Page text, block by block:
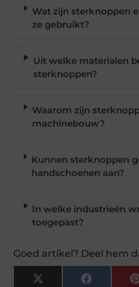
Wat zijn sterknoppen
ze gebruikt?
Uit welke materialen
sterknoppen?
Waarom zijn
machinebouw?
Kunnen sterknoppen
handschoenen aan?
In welke industrieën
toegepast?
Goed artikel? Deel hem
X Facebook